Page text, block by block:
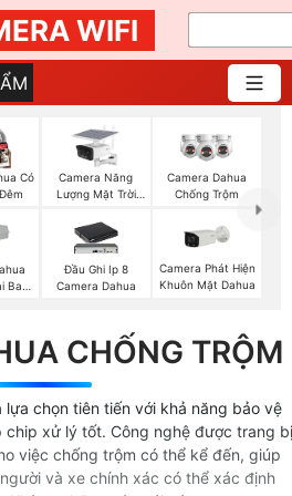
WIFI
Có
Camera Năng
Lượng Mặt Trời
Camera Dahua
Chống Trộm
Ban
Đầu Ghi Ip 8
Camera Dahua
Camera Phát Hiện
Khuôn Mặt Dahua
CHỐNG TRỘM
lựa chọn tiên tiến với khả năng bảo vệ
chip xử lý tốt. Công nghệ được trang bị
việc chống trộm có thể kể đến, giúp
và xe chính xác có thể xác định